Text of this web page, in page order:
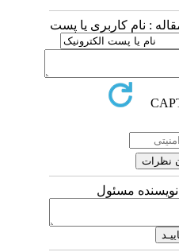
: نام کاربری یا پست
مسئول